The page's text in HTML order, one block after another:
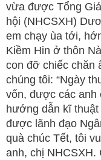
vừa được Tổng
hội (NHCSXH)
em chạy ùa tới,
Kiềm Hin ở thôn
con đỡ chiếc chăn
chúng tôi: “Ngày
vốn, được các anh
hướng dẫn kĩ
được lãnh đạo
quà chúc Tết, tôi
anh, chị NHCSXH.